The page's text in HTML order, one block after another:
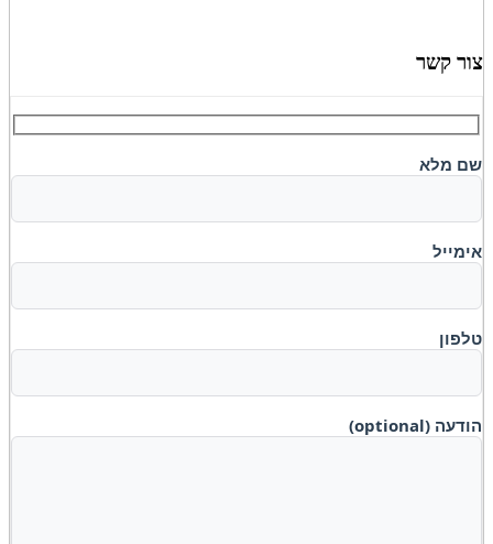
צור קשר
שם מלא
אימייל
טלפון
הודעה (optional)